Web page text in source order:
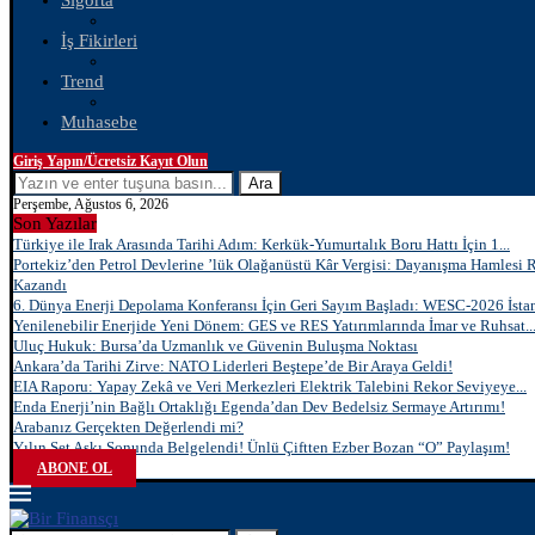
İş Fikirleri
Trend
Muhasebe
Giriş Yapın/Ücretsiz Kayıt Olun
Ara
Perşembe, Ağustos 6, 2026
Son Yazılar
Türkiye ile Irak Arasında Tarihi Adım: Kerkük-Yumurtalık Boru Hattı İçin 1...
Portekiz’den Petrol Devlerine ’lük Olağanüstü Kâr Vergisi: Dayanışma Hamlesi
Kazandı
6. Dünya Enerji Depolama Konferansı İçin Geri Sayım Başladı: WESC-2026
Yenilenebilir Enerjide Yeni Dönem: GES ve RES Yatırımlarında İmar ve Ruhsat...
Uluç Hukuk: Bursa’da Uzmanlık ve Güvenin Buluşma Noktası
Ankara’da Tarihi Zirve: NATO Liderleri Beştepe’de Bir Araya Geldi!
EIA Raporu: Yapay Zekâ ve Veri Merkezleri Elektrik Talebini Rekor Seviyeye...
Enda Enerji’nin Bağlı Ortaklığı Egenda’dan Dev Bedelsiz Sermaye Artırımı!
Arabanız Gerçekten Değerlendi mi?
Yılın Set Aşkı Sonunda Belgelendi! Ünlü Çiftten Ezber Bozan “O” Paylaşım!
ABONE OL